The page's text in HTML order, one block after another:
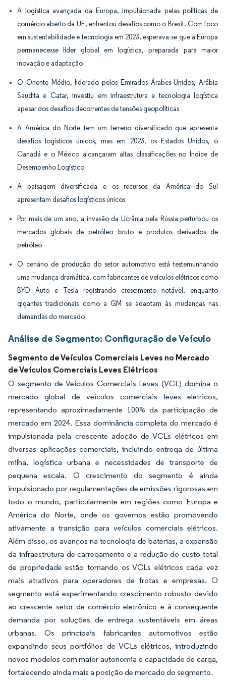
A logística avançada da Europa, impulsionada pelas políticas de
comércio aberto da UE, enfrentou desafios como o Brexit. Com foco
em sustentabilidade e tecnologia em 2023, esperava-se que a Europa
permanecesse líder global em logística, preparada para maior
inovação e adaptação
O Oriente Médio, liderado pelos Emirados Árabes Unidos, Arábia
Saudita e Catar, investiu em infraestrutura e tecnologia logística
apesar dos desafios decorrentes de tensões geopolíticas
A América do Norte tem um terreno diversificado que apresenta
desafios logísticos únicos, mas em 2023, os Estados Unidos, o
Canadá e o México alcançaram altas classificações no Índice de
Desempenho Logístico
A paisagem diversificada e os recursos da América do Sul
apresentam desafios logísticos únicos
Por mais de um ano, a invasão da Ucrânia pela Rússia perturbou os
mercados globais de petróleo bruto e produtos derivados de
petróleo
O cenário de produção do setor automotivo está testemunhando
uma mudança dramática, com fabricantes de veículos elétricos como
BYD Auto e Tesla registrando crescimento notável, enquanto
gigantes tradicionais como a GM se adaptam às mudanças nas
demandas do mercado
Análise de Segmento: Configuração de Veículo
Segmento de Veículos Comerciais Leves no Mercado
de Veículos Comerciais Leves Elétricos
O segmento de Veículos Comerciais Leves (VCL) domina o
mercado global de veículos comerciais leves elétricos,
representando aproximadamente 100% da participação de
mercado em 2024. Essa dominância completa do mercado é
impulsionada pela crescente adoção de VCLs elétricos em
diversas aplicações comerciais, incluindo entrega de última
milha, logística urbana e necessidades de transporte de
pequena escala. O crescimento do segmento é ainda
impulsionado por regulamentações de emissões rigorosas em
todo o mundo, particularmente em regiões como Europa e
América do Norte, onde os governos estão promovendo
ativamente a transição para veículos comerciais elétricos.
Além disso, os avanços na tecnologia de baterias, a expansão
da infraestrutura de carregamento e a redução do custo total
de propriedade estão tornando os VCLs elétricos cada vez
mais atrativos para operadores de frotas e empresas. O
segmento está experimentando crescimento robusto devido
ao crescente setor de comércio eletrônico e à consequente
demanda por soluções de entrega sustentáveis em áreas
urbanas. Os principais fabricantes automotivos estão
expandindo seus portfólios de VCLs elétricos, introduzindo
novos modelos com maior autonomia e capacidade de carga,
fortalecendo ainda mais a posição de mercado do segmento.